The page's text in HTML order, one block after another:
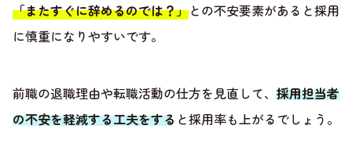
「またすぐに辞めるのでは？」との不安要素があると採用
に慎重になりやすいです。
前職の退職理由や転職活動の仕方を見直して、 採用担当者
の不安を軽減する工夫をする と採用率も上がるでしょう。